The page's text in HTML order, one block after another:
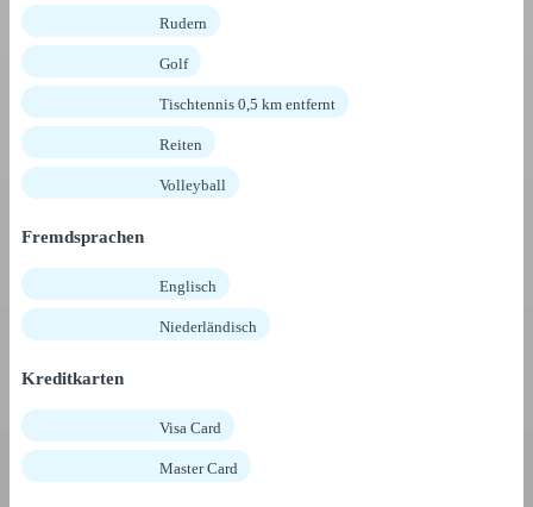
Rudern
Golf
Tischtennis 0,5 km entfernt
Reiten
Volleyball
Fremdsprachen
Englisch
Niederländisch
Kreditkarten
Visa Card
Master Card